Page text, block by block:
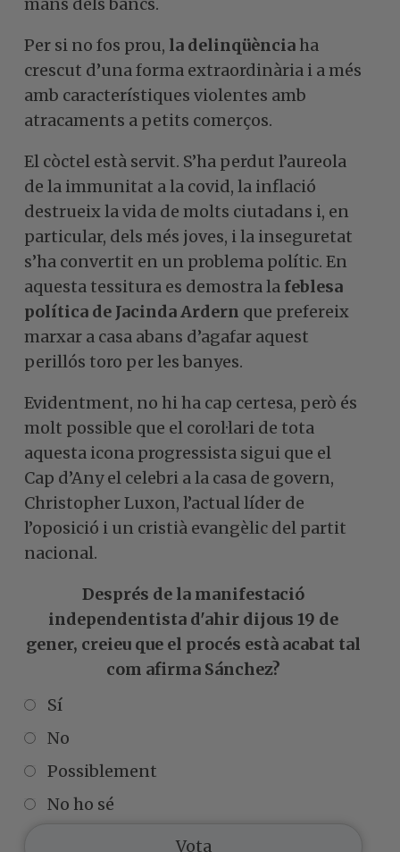
mans dels bancs.
Per si no fos prou, la delinqüènciaha
crescut d’una forma extraordinària i a més
amb característiques violentes amb
atracaments a petits comerços.
El còctel està servit. S’ha perdut l’aureola
de la immunitat a la covid, la inflació
destrueix la vida de molts ciutadans i, en
particular, dels més joves, i la inseguretat
s’ha convertit en un problema polític. En
aquesta tessitura es demostra la feblesa
política de Jacinda Ardern que prefereix
marxar a casa abans d’agafar aquest
perillós toro per les banyes.
Evidentment, no hi ha cap certesa, però és
molt possible que el corol·lari de tota
aquesta icona progressista sigui que el
Cap d’Any el celebri a la casa de govern,
Christopher Luxon, l’actual líder de
l’oposició i un cristià evangèlic del partit
nacional.
Després de la manifestació
independentista d'ahir dijous 19 de
gener, creieu que el procés està acabat tal
com afirma Sánchez?
Sí
No
Possiblement
No ho sé